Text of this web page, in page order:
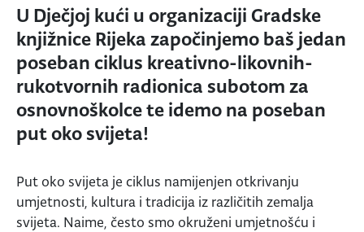
U Dječjoj kući u organizaciji Gradske
knjižnice Rijeka započinjemo baš jedan
poseban ciklus kreativno-likovnih-
rukotvornih radionica subotom za
osnovnoškolce te idemo na poseban
put oko svijeta!
Put oko svijeta je ciklus namijenjen otkrivanju
umjetnosti, kultura i tradicija iz različitih zemalja
svijeta. Naime, često smo okruženi umjetnošću i